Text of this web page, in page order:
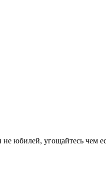
юбилей, угощайтесь чем